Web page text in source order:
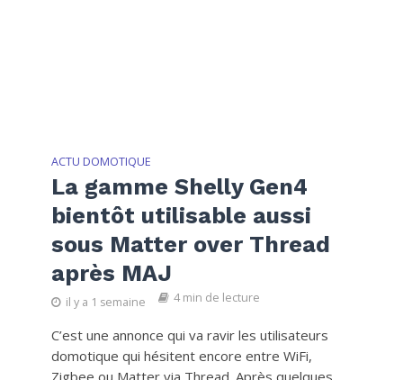
ACTU DOMOTIQUE
La gamme Shelly Gen4
bientôt utilisable aussi
sous Matter over Thread
après MAJ
il y a 1 semaine 4 min de lecture
C’est une annonce qui va ravir les utilisateurs
domotique qui hésitent encore entre WiFi,